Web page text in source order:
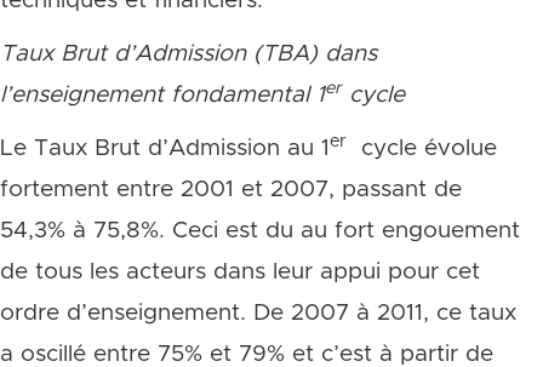
Taux Brut d’Admission (TBA) dans
l’enseignement fondamental 1er cycle
Le Taux Brut d’Admission au 1 er
cycle évolue
fortement entre 2001 et 2007, passant de
54,3% à 75,8%. Ceci est du au fort engouement
de tous les acteurs dans leur appui pour cet
ordre d’enseignement. De 2007 à 2011, ce taux
a oscillé entre 75% et 79% et c’est à partir de